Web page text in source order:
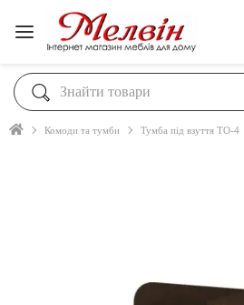
Комоди та тумби Тумба під взуття ТО-4